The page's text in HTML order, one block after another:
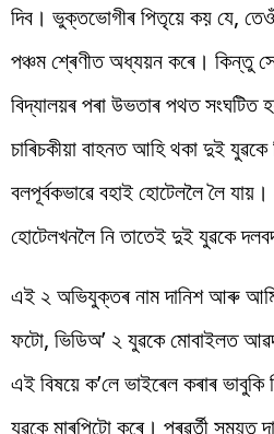
দিব। ভুক্তভোগীৰ পিতৃয়ে কয় যে,
পঞ্চম শ্ৰেণীত অধ্যয়ন কৰে। কিন্তু
বিদ্যালয়ৰ পৰা উভতাৰ পথত
চাৰিচকীয়া বাহনত আহি থকা দুই
বলপূৰ্বকভাৱে বহাই হোটেললৈ লৈ
হোটেলখনলৈ নি তাতেই দুই যুৱকে
এই ২ অভিযুক্তৰ নাম দানিশ আৰু
ফটো, ভিডিঅ’ ২ যুৱকে মোবাইলত
এই বিষয়ে ক’লে ভাইৰেল কৰাৰ
যুৱকে মাৰপিটো কৰে। পৰৱৰ্তী সময়ত